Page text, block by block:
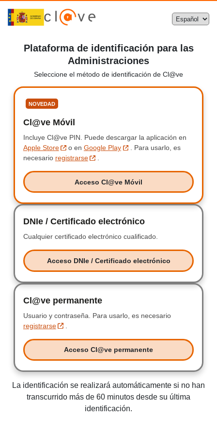
Plataforma de identificación para las
Administraciones
Seleccione el método de identificación de Cl@ve
NOVEDAD
Cl@ve Móvil
Incluye Cl@ve PIN. Incluye Clave PIN.
Puede descargar la aplicación en
Apple Store
o en Google Play
Para usarlo, es
necesario registrarse .
Acceso Cl@ve Móvil
Acceso Clave Móvil
DNIe / Certificado electrónicoDNIe /
Cualquier certificado electrónico cualificado.
Acceso DNIe / Certificado electrónico
Acceso DNIe / Certificado
Cl@ve permanenteClave permanente
Usuario y contraseña. Usuario y contraseña.
Para usarlo, es necesario
registrarse
.
Acceso Cl@ve permanente
Acceso Clave permanente
La identificación se realizará automáticamente si no han
transcurrido más de 60 minutos desde su última
identificación.